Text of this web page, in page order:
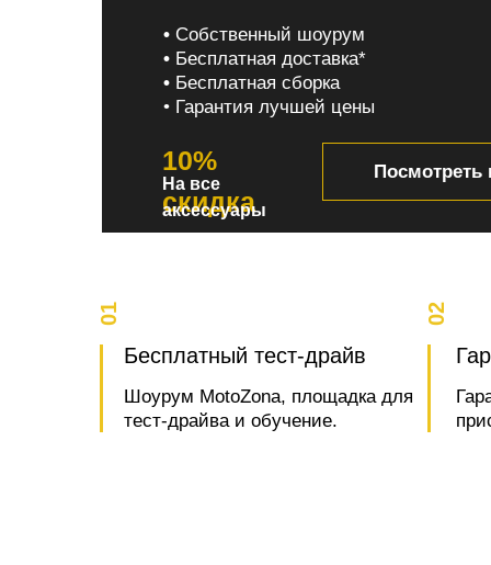
• Собственный шоурум
• Бесплатная доставка*
• Бесплатная сборка
• Гарантия лучшей цены
Посмотреть
10%
скидка
На все
аксессуары
Бесплатный тест-драйв
Шоурум MotoZona, площадка для
тест-драйва и обучение.
01 02